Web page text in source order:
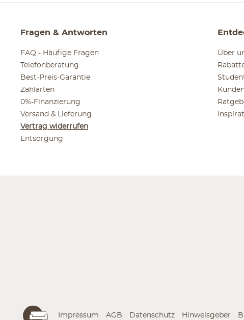
Fragen & Antworten
FAQ - Häufige Fragen
Telefonberatung
Best-Preis-Garantie
Zahlarten
0%-Finanzierung
Versand & Lieferung
Vertrag widerrufen
Entsorgung
Über
Impressum AGB Datenschutz Hinweisgeber